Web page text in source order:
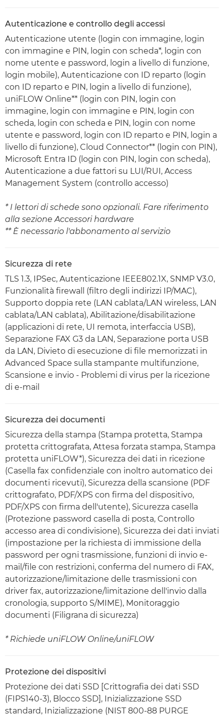
Autenticazione e controllo degli accessi
Autenticazione utente (login con immagine, login
con immagine e PIN, login con scheda*, login con
nome utente e password, login a livello di funzione,
login mobile), Autenticazione con ID reparto (login
con ID reparto e PIN, login a livello di funzione),
uniFLOW Online** (login con PIN, login con
immagine, login con immagine e PIN, login con
scheda, login con scheda e PIN, login con nome
utente e password, login con ID reparto e PIN, login a
livello di funzione), Cloud Connector** (login con PIN),
Microsoft Entra ID (login con PIN, login con scheda),
Autenticazione a due fattori su LUI/RUI, Access
Management System (controllo accesso)
* I lettori di schede sono opzionali. Fare riferimento
alla sezione Accessori hardware
** È necessario l'abbonamento al servizio
Sicurezza di rete
TLS 1.3, IPSec, Autenticazione IEEE802.1X, SNMP V3.0,
Funzionalità firewall (filtro degli indirizzi IP/MAC),
Supporto doppia rete (LAN cablata/LAN wireless, LAN
cablata/LAN cablata), Abilitazione/disabilitazione
(applicazioni di rete, UI remota, interfaccia USB),
Separazione FAX G3 da LAN, Separazione porta USB
da LAN, Divieto di esecuzione di file memorizzati in
Advanced Space sulla stampante multifunzione,
Scansione e invio - Problemi di virus per la ricezione
di e-mail
Sicurezza dei documenti
Sicurezza della stampa (Stampa protetta, Stampa
protetta crittografata, Attesa forzata stampa, Stampa
protetta uniFLOW*), Sicurezza dei dati in ricezione
(Casella fax confidenziale con inoltro automatico dei
documenti ricevuti), Sicurezza della scansione (PDF
crittografato, PDF/XPS con firma del dispositivo,
PDF/XPS con firma dell'utente), Sicurezza casella
(Protezione password casella di posta, Controllo
accesso area di condivisione), Sicurezza dei dati inviati
(impostazione per la richiesta di immissione della
password per ogni trasmissione, funzioni di invio e-
mail/file con restrizioni, conferma del numero di FAX,
autorizzazione/limitazione delle trasmissioni con
driver fax, autorizzazione/limitazione dell'invio dalla
cronologia, supporto S/MIME), Monitoraggio
documenti (Filigrana di sicurezza)
* Richiede uniFLOW Online/uniFLOW
Protezione dei dispositivi
Protezione dei dati SSD [Crittografia dei dati SSD
(FIPS140-3), Blocco SSD], Inizializzazione SSD
standard, Inizializzazione (NIST 800-88 PURGE